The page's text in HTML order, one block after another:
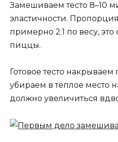
Замешиваем тесто 8–10
эластичности.
примерно 2:1 по весу, это
пиццы.
Готовое тесто
убираем в тёплое место
должно увеличиться